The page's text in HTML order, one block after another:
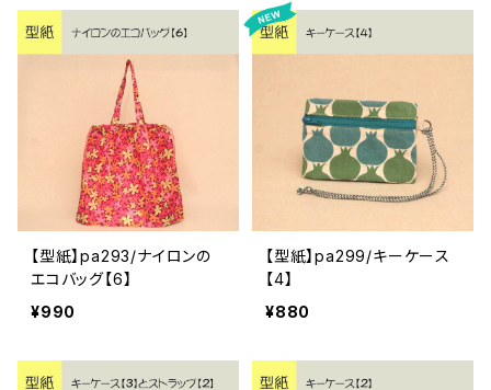
【型紙】pa293/ナイロンの
エコバッグ【6】
¥990
【型紙】pa299/キーケース
【4】
¥880